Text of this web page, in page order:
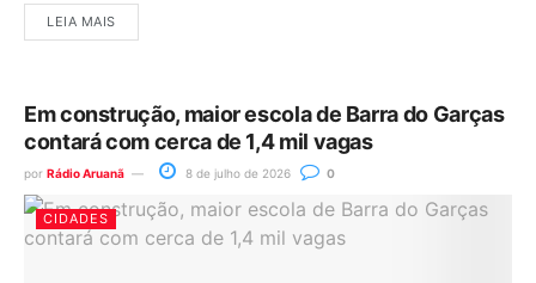
LEIA MAIS
Em construção, maior escola de Barra do Garças
contará com cerca de 1,4 mil vagas
por Rádio Aruanã 8 de julho de 2026 0
CIDADES